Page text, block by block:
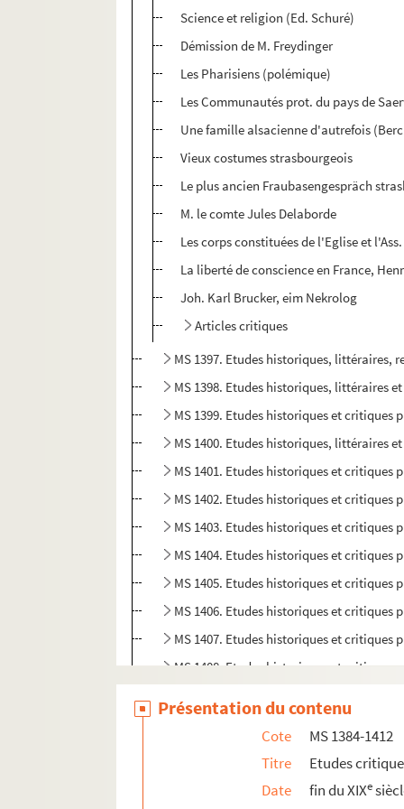
Science et religion (Ed. Schuré)
Démission de M. Freydinger
Les Pharisiens (polémique)
Les Communautés prot. du pays de
Une famille alsacienne d'autrefois
Vieux costumes strasbourgeois
Le plus ancien Fraubasengespräch
M. le comte Jules Delaborde
Les corps constituées de l'Eglise et
La liberté de conscience en France,
Joh. Karl Brucker, eim Nekrolog
Articles critiques
MS 1397. Etudes historiques, littéraires,
MS 1398. Etudes historiques, littéraires
MS 1399. Etudes historiques et critiques
MS 1400. Etudes historiques, littéraires
MS 1401. Etudes historiques et critiques
MS 1402. Etudes historiques et critiques
MS 1403. Etudes historiques et
MS 1404. Etudes historiques et
MS 1405. Etudes historiques et critiques
MS 1406. Etudes historiques et
MS 1407. Etudes historiques et
MS 1408. Etudes historiques et critiques
Présentation du contenu
Cote
MS 1384-1412
Titre
Etudes
Date
fin du XIXe